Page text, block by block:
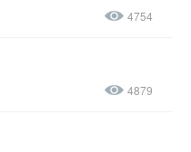
4754
4879